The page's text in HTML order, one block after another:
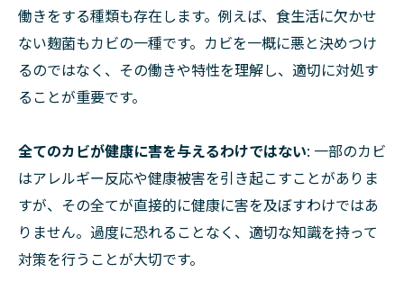
働きをする種類も存在します。例えば、食生活に欠かせ
ない麹菌もカビの一種です。カビを一概に悪と決めつけ
るのではなく、その働きや特性を理解し、適切に対処す
ることが重要です。
全てのカビが健康に害を与えるわけではない: 一部のカビ
はアレルギー反応や健康被害を引き起こすことがありま
すが、その全てが直接的に健康に害を及ぼすわけではあ
りません。過度に恐れることなく、適切な知識を持って
対策を行うことが大切です。